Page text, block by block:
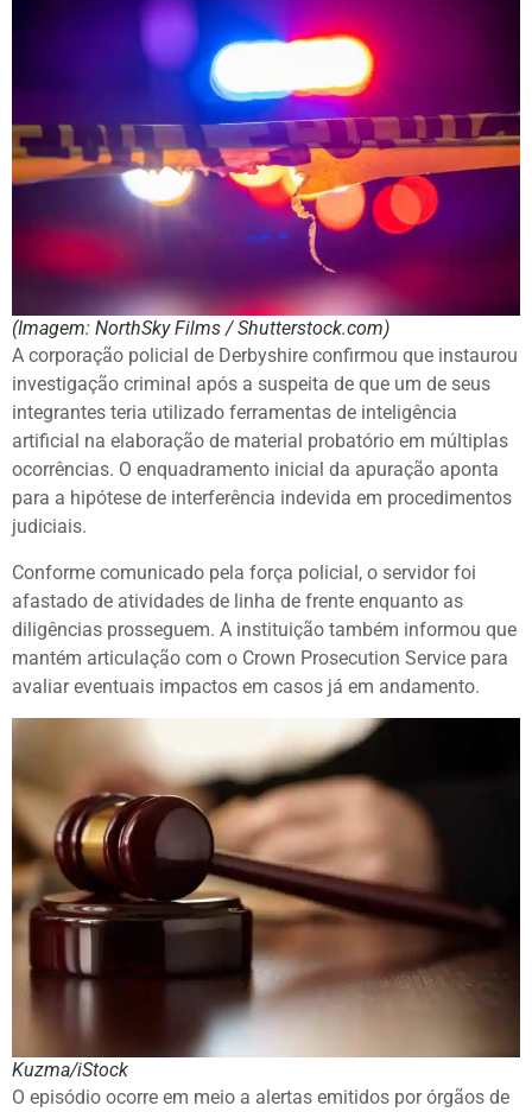
(Imagem: NorthSky Films / Shutterstock.com)
A corporação policial de Derbyshire confirmou que instaurou
investigação criminal após a suspeita de que um de seus
integrantes teria utilizado ferramentas de inteligência
artificial na elaboração de material probatório em múltiplas
ocorrências. O enquadramento inicial da apuração aponta
para a hipótese de interferência indevida em procedimentos
judiciais.
Conforme comunicado pela força policial, o servidor foi
afastado de atividades de linha de frente enquanto as
diligências prosseguem. A instituição também informou que
mantém articulação com o Crown Prosecution Service para
avaliar eventuais impactos em casos já em andamento.
Kuzma/iStock
O episódio ocorre em meio a alertas emitidos por órgãos de